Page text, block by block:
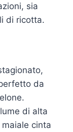
sia
di ricotta.
da
di alta
cinta